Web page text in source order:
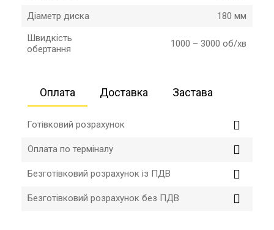
Діаметр диска
180 мм
Швидкість
обертання
1000 – 3000 об/хв
Оплата Доставка Застава
Готівковий розрахунок
Оплата по терміналу
Безготівковий розрахунок із ПДВ
Безготівковий розрахунок без ПДВ